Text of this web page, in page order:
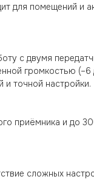
для помещений и
с двумя
громкостью (–6
и точной настройки.
приёмника и до
сложных